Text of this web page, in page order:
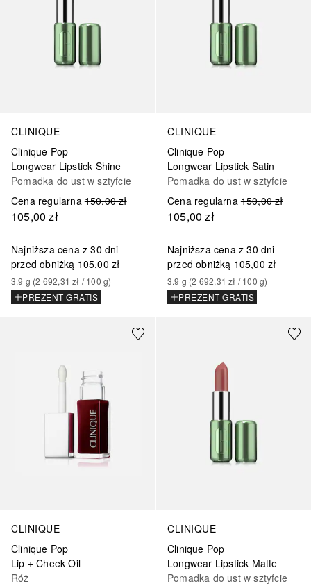
CLINIQUE
Clinique Pop
Longwear Lipstick Shine
Pomadka do ust w sztyfcie
Cena regularna 150,00 zł
105,00 zł
Najniższa cena z 30 dni
przed obniżką 105,00 zł
3.9 g (2 692,31 zł / 100 g)
PREZENT GRATIS
CLINIQUE
Clinique Pop
Longwear Lipstick Satin
Pomadka do ust w sztyfcie
Cena regularna 150,00 zł
105,00 zł
Najniższa cena z 30 dni
przed obniżką 105,00 zł
3.9 g (2 692,31 zł / 100 g)
PREZENT GRATIS
CLINIQUE
Clinique Pop
Lip + Cheek Oil
Róż
CLINIQUE
Clinique Pop
Longwear Lipstick Matte
Pomadka do ust w sztyfcie
+8